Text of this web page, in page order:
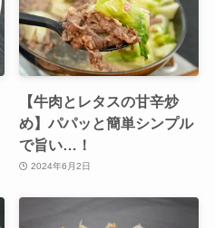
【牛肉とレタスの甘辛炒
め】パパッと簡単シンプル
で旨い…！
2024年6月2日